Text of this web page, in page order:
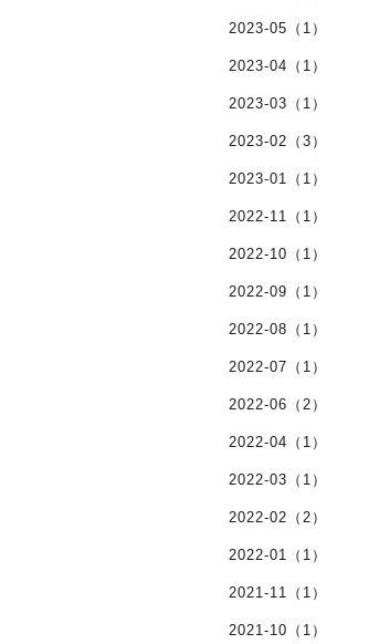
2023-05（1）
2023-04（1）
2023-03（1）
2023-02（3）
2023-01（1）
2022-11（1）
2022-10（1）
2022-09（1）
2022-08（1）
2022-07（1）
2022-06（2）
2022-04（1）
2022-03（1）
2022-02（2）
2022-01（1）
2021-11（1）
2021-10（1）